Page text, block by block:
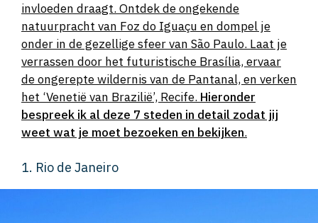
invloeden draagt. Ontdek de ongekende
natuurpracht van Foz do Iguaçu en dompel je
onder in de gezellige sfeer van São Paulo. Laat je
verrassen door het futuristische Brasília, ervaar
de ongerepte wildernis van de Pantanal, en verken
het ‘Venetië van Brazilië’, Recife. Hieronder
bespreek ik al deze 7 steden in detail zodat jij
weet wat je moet bezoeken en bekijken.
1. Rio de Janeiro